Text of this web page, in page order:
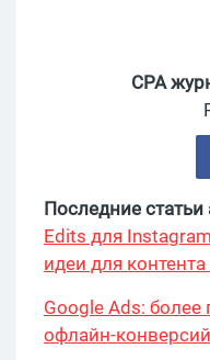
CPA
Последние статьи
Edits для
идеи для
Google Ads:
офлайн-конверсий